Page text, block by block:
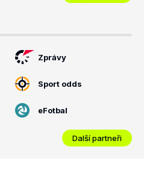
Zprávy
Sport odds
eFotbal
Další partneři